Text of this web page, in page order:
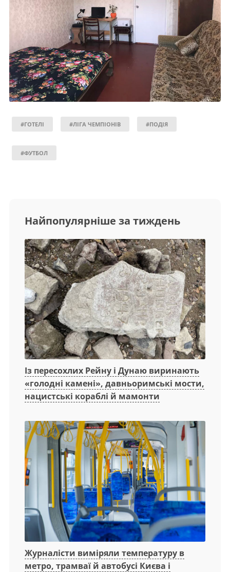
#ГОТЕЛІ #ЛІГА ЧЕМПІОНІВ #ПОДІЯ
#ФУТБОЛ
Найпопулярніше за тиждень
Із пересохлих Рейну і Дунаю виринають
«голодні камені», давньоримські мости,
нацистські кораблі й мамонти
Журналісти виміряли температуру в
метро, трамваї й автобусі Києва і